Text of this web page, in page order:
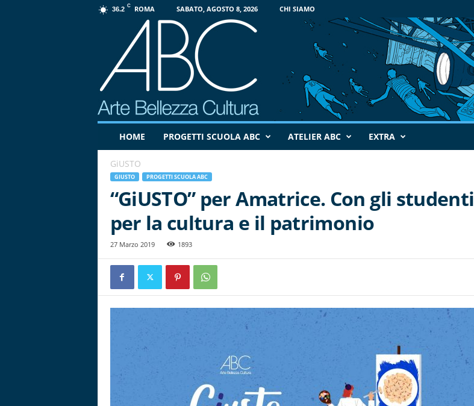
36.2 C ROMA SABATO, AGOSTO 8, 2026 CHI SIAMO
o
HOME PROGETTI SCUOLA ABC ATELIER ABC EXTRA
GiUSTO
GIUSTO PROGETTI SCUOLA ABC
“GiUSTO” per Amatrice. Con gli studenti
per la cultura e il patrimonio
27 Marzo 2019 1893